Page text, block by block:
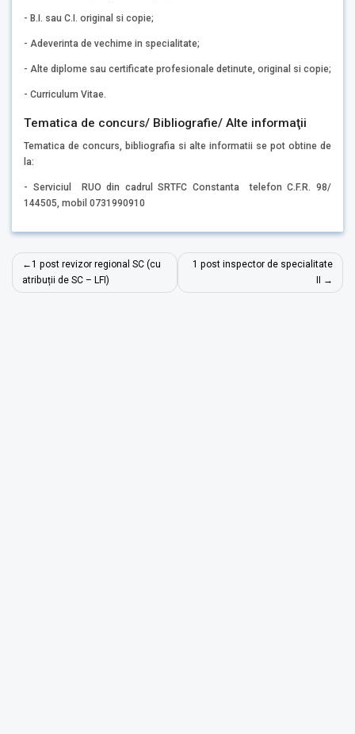
- B.I. sau C.I. original si copie;
- Adeverinta de vechime in specialitate;
- Alte diplome sau certificate profesionale detinute, original si copie;
- Curriculum Vitae.
Tematica de concurs/ Bibliografie/ Alte informaţii
Tematica de concurs, bibliografia si alte informatii se pot obtine de
la:
- Serviciul RUO din cadrul SRTFC Constanta telefon C.F.R. 98/
144505, mobil 0731990910
Navigare
în
1 post revizor regional SC (cu
atribuții de SC – LFI)
1 post inspector de specialitate